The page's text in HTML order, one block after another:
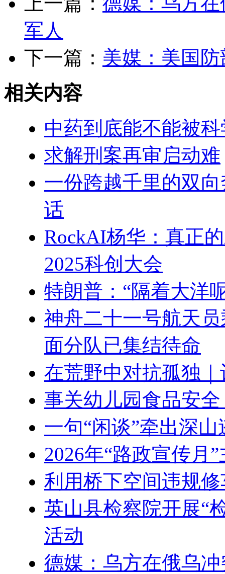
军人
下一篇： 美媒：美国
相关内容
中药到底能不能被
求解刑案再审启动难
一份跨越千里的双
话
RockAI杨华：真正
2025科创大会
特朗普：“隔着大洋
神舟二十一号航天
面分队已集结待命
在荒野中对抗孤独
事关幼儿园食品安
一句“闲谈”牵出深
2026年“路政宣传月
利用桥下空间违规
英山县检察院开展“
活动
德媒：乌方在俄乌